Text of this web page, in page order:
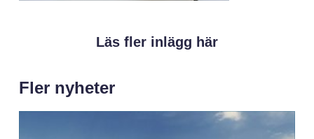
Läs fler inlägg här
Fler nyheter